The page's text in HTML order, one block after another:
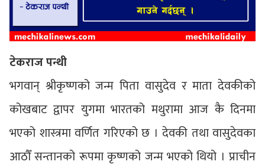
टेकराज पन्थी
भगवान् श्रीकृष्णको जन्म पिता वासुदेव र माता देवकीको
कोखबाट द्वापर युगमा भारतको मथुरामा आज कै दिनमा
भएको शास्त्रमा वर्णित गरिएको छ । देवकी तथा वासुदेवका
आठौँ सन्तानको रूपमा कृष्णको जन्म भएको थियो । प्राचीन